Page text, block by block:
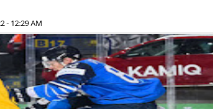
- 12:29 AM